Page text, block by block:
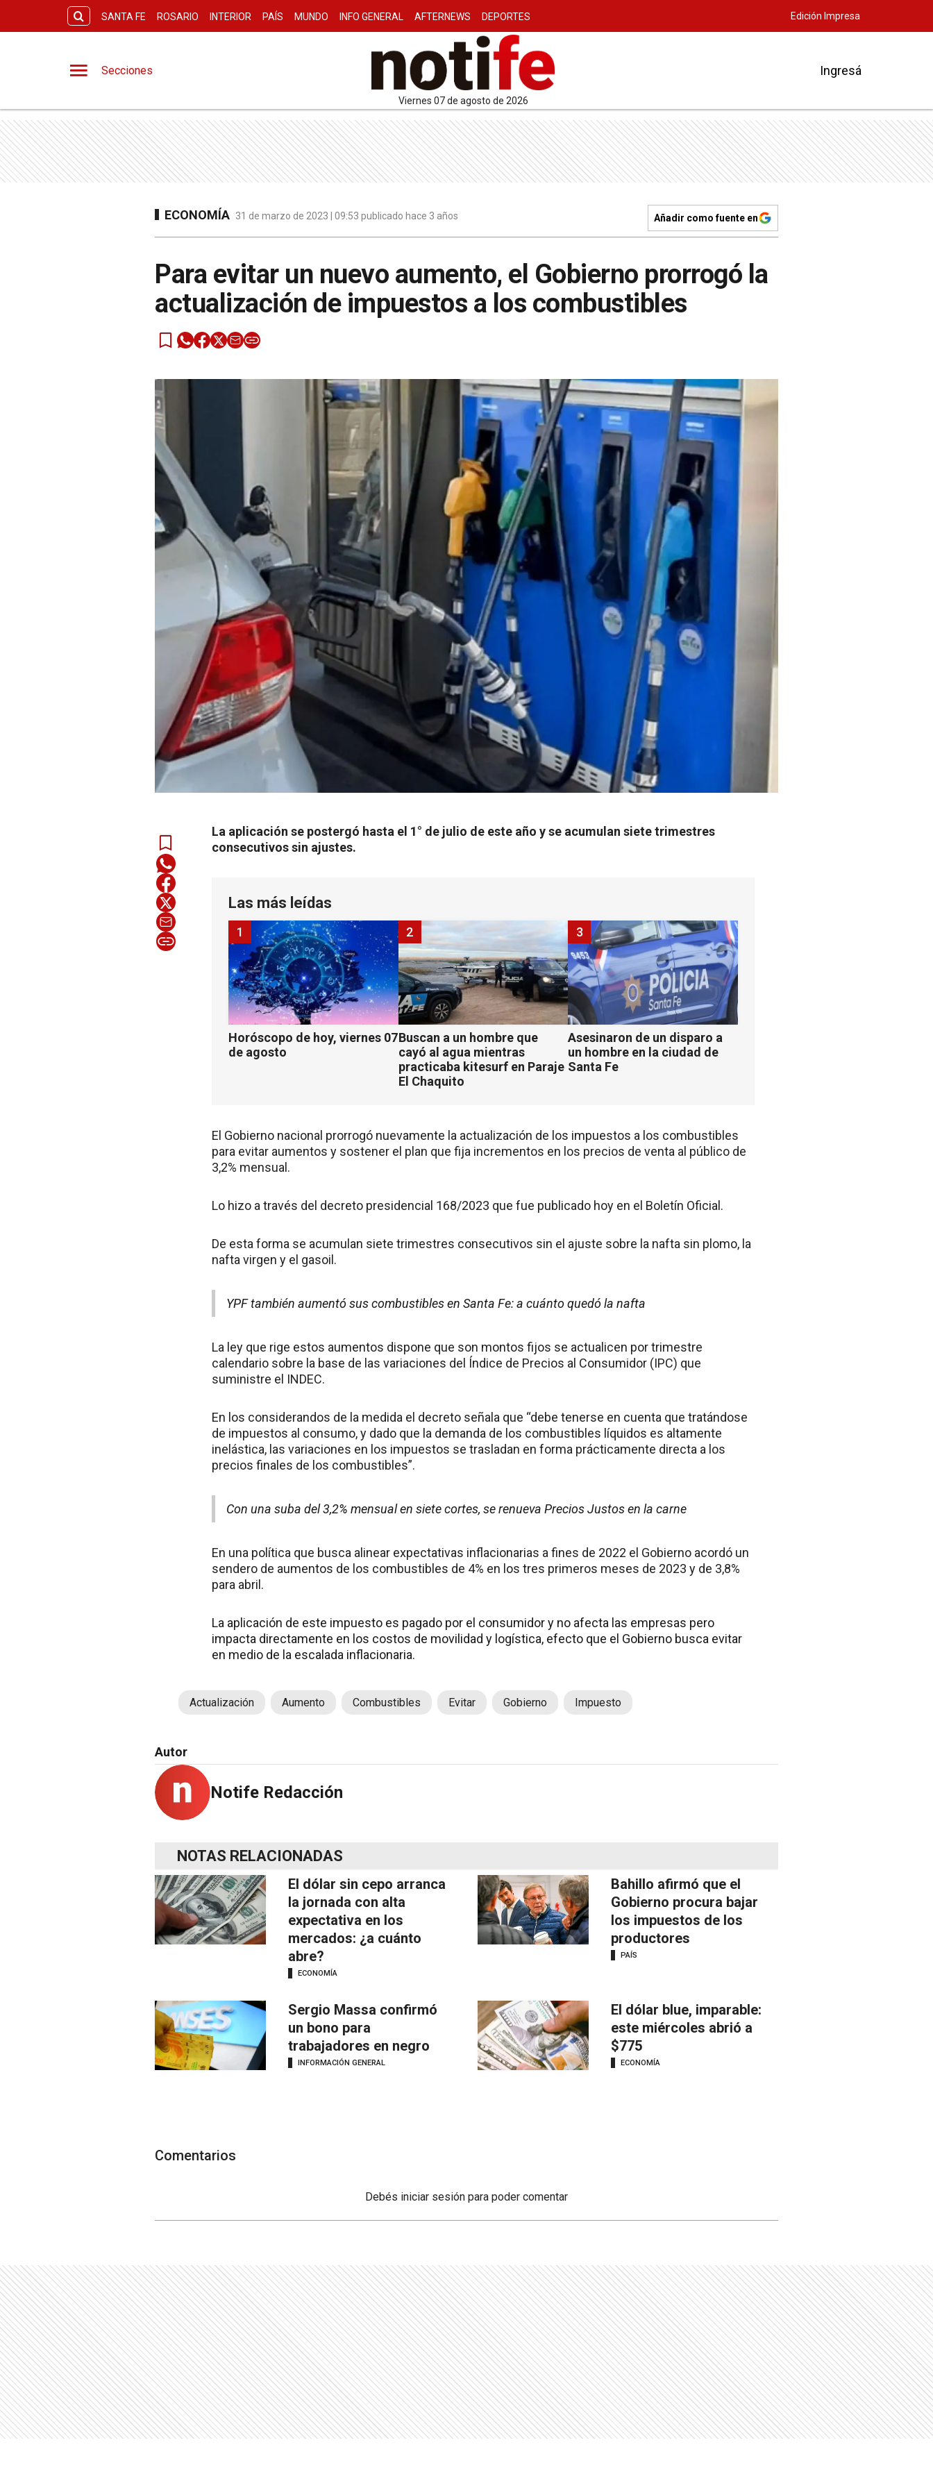
SANTA FE ROSARIO INTERIOR PAÍS MUNDO INFO GENERAL AFTERNEWS DEPORTES Edición Impresa
Secciones
viernes 07 de agosto de 2026
Ingresá
ECONOMÍA 31 de marzo de 2023 | 09:53 publicado hace 3 años Añadir como fuente en
Para evitar un nuevo aumento, el Gobierno prorrogó la
actualización de impuestos a los combustibles
La aplicación se postergó hasta el 1° de julio de este año y se acumulan siete trimestres
consecutivos sin ajustes.
Las más leídas
Horóscopo de hoy, viernes 07
de agosto
1
Buscan a un hombre que
cayó al agua mientras
practicaba kitesurf en Paraje
El Chaquito
2
Asesinaron de un disparo a
un hombre en la ciudad de
Santa Fe
3
El Gobierno nacional prorrogó nuevamente la actualización de los impuestos a los combustibles
para evitar aumentos y sostener el plan que fija incrementos en los precios de venta al público de
3,2% mensual.
Lo hizo a través del decreto presidencial 168/2023 que fue publicado hoy en el Boletín Oficial.
De esta forma se acumulan siete trimestres consecutivos sin el ajuste sobre la nafta sin plomo, la
nafta virgen y el gasoil.
YPF también aumentó sus combustibles en Santa Fe: a cuánto quedó la nafta
La ley que rige estos aumentos dispone que son montos fijos se actualicen por trimestre
calendario sobre la base de las variaciones del Índice de Precios al Consumidor (IPC) que
suministre el INDEC.
En los considerandos de la medida el decreto señala que “debe tenerse en cuenta que tratándose
de impuestos al consumo, y dado que la demanda de los combustibles líquidos es altamente
inelástica, las variaciones en los impuestos se trasladan en forma prácticamente directa a los
precios finales de los combustibles”.
Con una suba del 3,2% mensual en siete cortes, se renueva Precios Justos en la carne
En una política que busca alinear expectativas inflacionarias a fines de 2022 el Gobierno acordó un
sendero de aumentos de los combustibles de 4% en los tres primeros meses de 2023 y de 3,8%
para abril.
La aplicación de este impuesto es pagado por el consumidor y no afecta las empresas pero
impacta directamente en los costos de movilidad y logística, efecto que el Gobierno busca evitar
en medio de la escalada inflacionaria.
Actualización Aumento Combustibles Evitar Gobierno Impuesto
Autor
Notife Redacción
NOTAS RELACIONADAS
El dólar sin cepo arranca
la jornada con alta
expectativa en los
mercados: ¿a cuánto
abre?
ECONOMÍA
Bahillo afirmó que el
Gobierno procura bajar
los impuestos de los
productores
PAÍS
Sergio Massa confirmó
un bono para
trabajadores en negro
INFORMACIÓN GENERAL
El dólar blue, imparable:
este miércoles abrió a
$775
ECONOMÍA
Comentarios
Debés iniciar sesión para poder comentar